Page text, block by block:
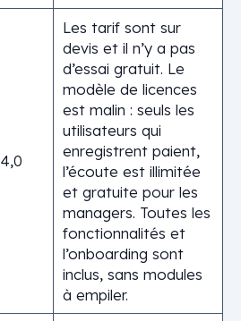
4,0
Les tarif sont sur
devis et il n’y a pas
d’essai gratuit. Le
modèle de licences
est malin : seuls les
utilisateurs qui
enregistrent paient,
l’écoute est illimitée
et gratuite pour les
managers. Toutes les
fonctionnalités et
l’onboarding sont
inclus, sans modules
à empiler.